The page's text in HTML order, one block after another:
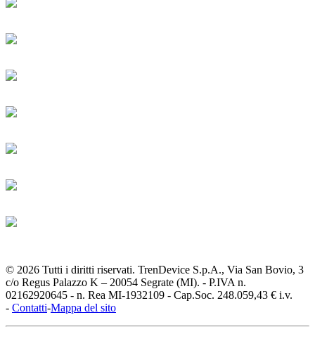
© 2026 Tutti i diritti riservati. TrenDevice S.p.A., Via San Bovio, 3
c/o Regus Palazzo K – 20054 Segrate (MI). - P.IVA n.
02162920645 - n. Rea MI-1932109 - Cap.Soc. 248.059,43 € i.v.
- Contatti-Mappa del sito